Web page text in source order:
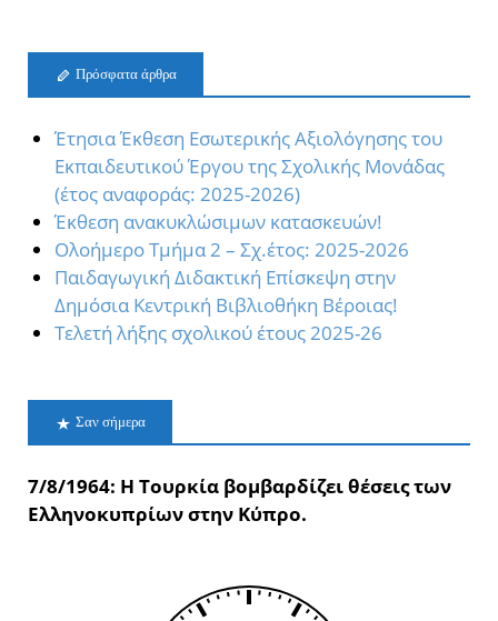
Πρόσφατα άρθρα
Έτησια Έκθεση Εσωτερικής Αξιολόγησης του
Εκπαιδευτικού Έργου της Σχολικής Μονάδας
(έτος αναφοράς: 2025-2026)
Έκθεση ανακυκλώσιμων κατασκευών!
Oλοήμερο Τμήμα 2 – Σχ.έτος: 2025-2026
Παιδαγωγική Διδακτική Επίσκεψη στην
Δημόσια Κεντρική Βιβλιοθήκη Βέροιας!
Τελετή λήξης σχολικού έτους 2025-26
Σαν σήμερα
7/8/1964: Η Τουρκία βομβαρδίζει θέσεις των
Ελληνοκυπρίων στην Κύπρο.